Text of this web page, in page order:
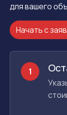
для вашего
Начать с
1